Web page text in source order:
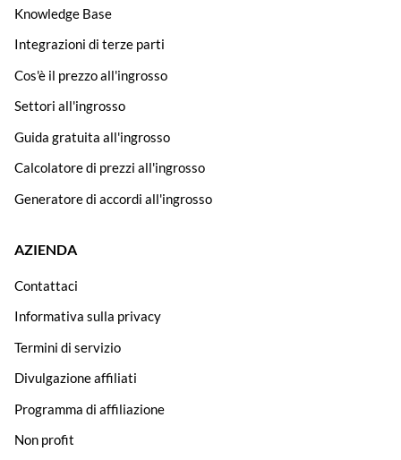
Knowledge Base
Integrazioni di terze parti
Cos'è il prezzo all'ingrosso
Settori all'ingrosso
Guida gratuita all'ingrosso
Calcolatore di prezzi all'ingrosso
Generatore di accordi all'ingrosso
AZIENDA
Contattaci
Informativa sulla privacy
Termini di servizio
Divulgazione affiliati
Programma di affiliazione
Non profit